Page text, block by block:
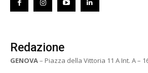
Redazione
GENOVA– Piazza della Vittoria 11 A Int. A –